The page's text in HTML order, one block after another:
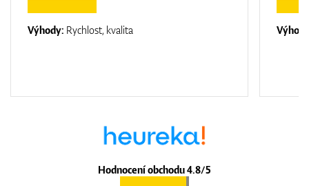
Hodnocení obchodu 4.8/5
Výhody: Rychlost, kvalita